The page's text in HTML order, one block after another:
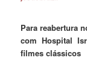
Para reabertura
com Hospital
filmes clássicos